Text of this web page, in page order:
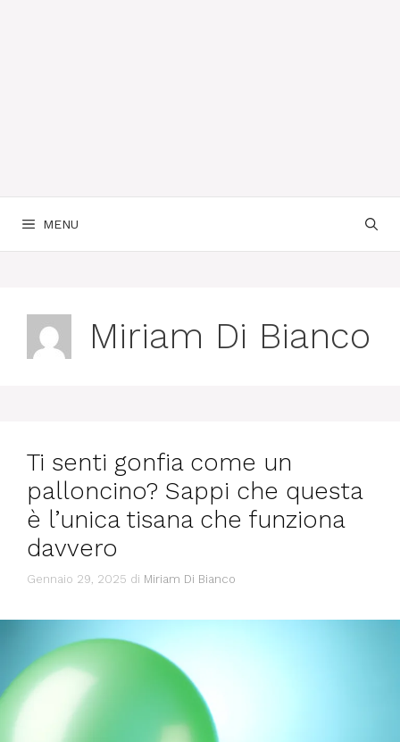
MENU
Miriam Di Bianco
Ti senti gonfia come un
palloncino? Sappi che questa
è l’unica tisana che funziona
davvero
Gennaio 29, 2025 di Miriam Di Bianco